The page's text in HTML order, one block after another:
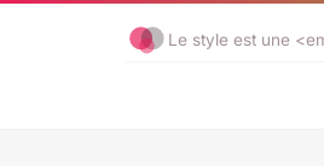
Le style est une